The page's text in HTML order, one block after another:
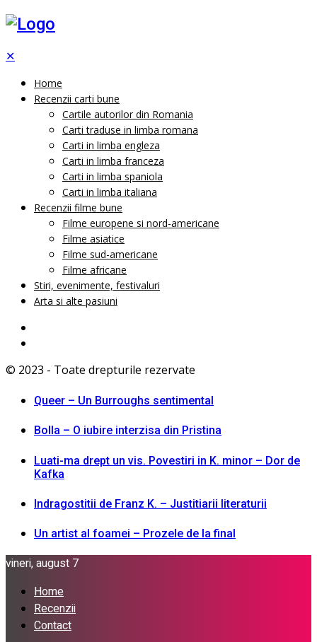
✕
Home
Recenzii carti bune
Cartile autorilor din Romania
Carti traduse in limba romana
Carti in limba engleza
Carti in limba franceza
Carti in limba spaniola
Carti in limba italiana
Recenzii filme bune
Filme europene si nord-americane
Filme asiatice
Filme sud-americane
Filme africane
Stiri, evenimente, festivaluri
Arta si alte pasiuni
© 2023 - Toate drepturile rezervate
Queer – Un Burroughs sentimental
Bolla – O iubire interzisa din Pristina
Luati-ma drept un vis. Povestiri in K. minor – Dor de
Kafka
Indragostitii de Franz K. – Justitiarii literaturii
Un artist al foamei – Prozele de la final
vineri, august 7
Home
Recenzii
Contact